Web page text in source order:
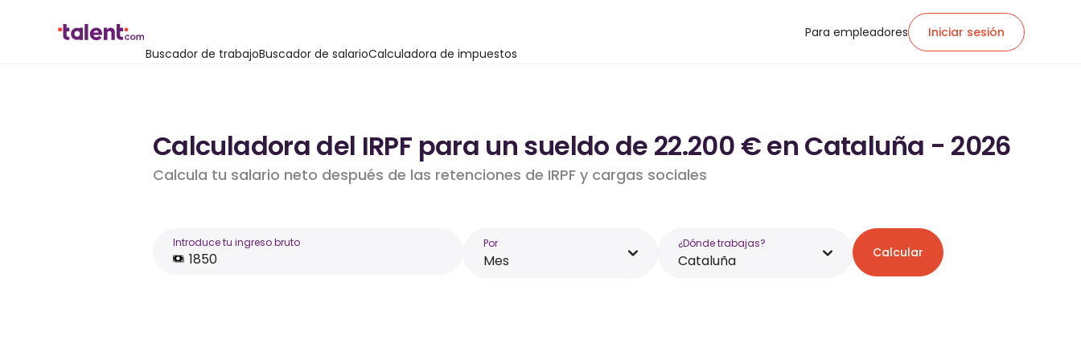
Buscador de trabajoBuscador de salarioCalculadora de impuestos
Para empleadores Iniciar sesión
Calculadora del IRPF para un sueldo de 22.200 € en Cataluña - 2026
Calcula tu salario neto después de las retenciones de IRPF y cargas sociales
Introduce tu ingreso bruto Por
Mes
¿Dónde trabajas?
Cataluña Calcular